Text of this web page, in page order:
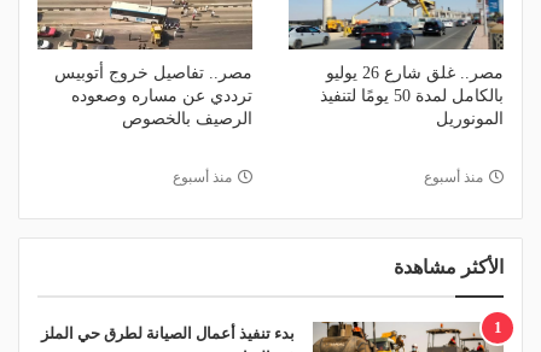
مصر.. غلق شارع 26 يوليو
بالكامل لمدة 50 يومًا لتنفيذ
المونوريل
منذ أسبوع
مصر.. تفاصيل خروج أتوبيس
ترددي عن مساره وصعوده
الرصيف بالخصوص
منذ أسبوع
الأكثر مشاهدة
1
بدء تنفيذ أعمال الصيانة لطرق حي الملز